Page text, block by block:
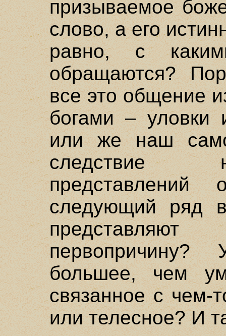
призываемое
слово, а его
равно, с
обращаются?
все это общение
богами – уловки
или же наш
следствие
следующий ряд
большее, чем
связанное с чем-
или телесное? И